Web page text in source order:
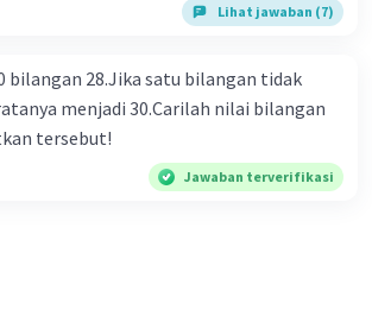
Lihat jawaban (7)
bilangan 28.Jika satu bilangan tidak
menjadi 30.Carilah nilai bilangan
tersebut!
Jawaban terverifikasi